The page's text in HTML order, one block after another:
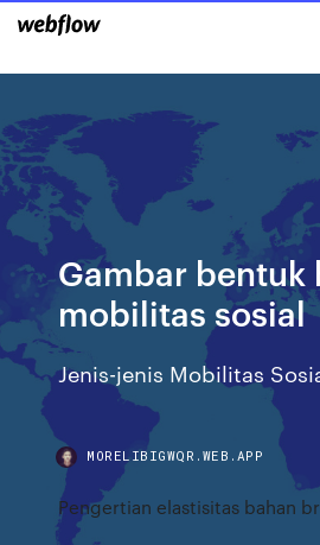
Gambar bentuk
mobilitas sosial
Jenis-jenis Mobilitas
MORELIBIGWQR.WEB.APP
Pengertian elastisitas bahan